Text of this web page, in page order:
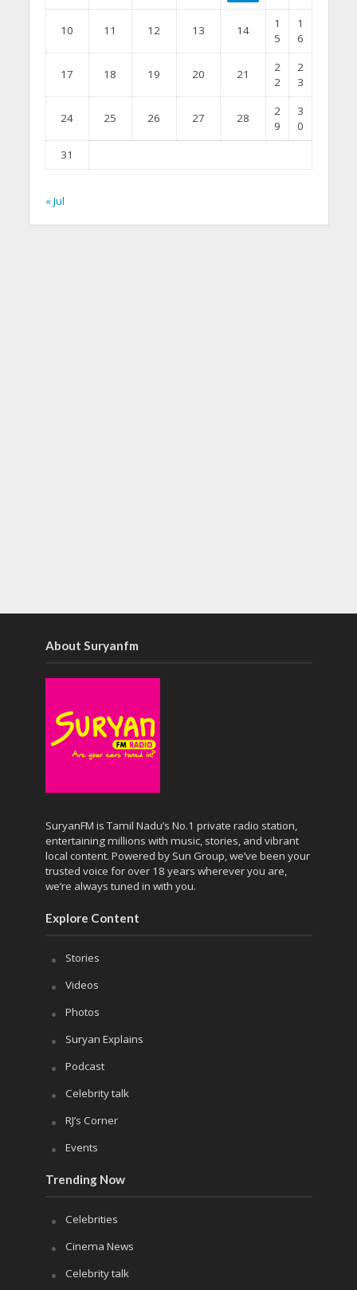
10 11 12 13 14
1
5
1
6
17 18 19 20 21
2
2
2
3
24 25 26 27 28
2
9
3
0
31
« Jul
About Suryanfm
SuryanFM is Tamil Nadu’s No.1 private radio station,
entertaining millions with music, stories, and vibrant
local content. Powered by Sun Group, we’ve been your
trusted voice for over 18 years wherever you are,
we’re always tuned in with you.
Explore Content
Stories
Videos
Photos
Suryan Explains
Podcast
Celebrity talk
RJ’s Corner
Events
Trending Now
Celebrities
Cinema News
Celebrity talk